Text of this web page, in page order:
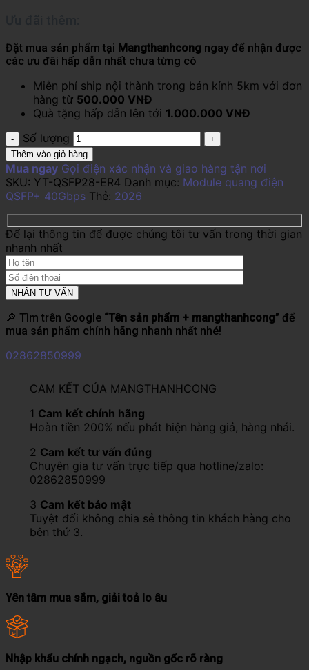
Đặt mua sản phẩm tại Mangthanhcong ngay để nhận được
các ưu đãi hấp dẫn nhất chưa từng có
Miễn phí ship nội thành trong bán kính 5km với đơn
hàng từ 500.000 VNĐ
Quà tặng hấp dẫn lên tới 1.000.000 VNĐ
Số lượng
Thêm vào giỏ hàng
Mua ngay Gọi điện xác nhận và giao hàng tận nơi
SKU: YT-QSFP28-ER4 Danh mục: Module quang điện
QSFP+ 40Gbps Thẻ: 2026
Để lại thông tin để được chúng tôi tư vấn trong thời gian
nhanh nhất
🔎 Tìm trên Google “Tên sản phẩm + mangthanhcong” để
mua sản phẩm chính hãng nhanh nhất nhé!
02862850999
CAM KẾT CỦA MANGTHANHCONG
1 Cam kết chính hãng
Hoàn tiền 200% nếu phát hiện hàng giả, hàng nhái.
2 Cam kết tư vấn đúng
Chuyên gia tư vấn trực tiếp qua hotline/zalo:
02862850999
3 Cam kết bảo mật
Tuyệt đối không chia sẻ thông tin khách hàng cho
bên thứ 3.
Yên tâm mua sắm, giải toả lo âu
Nhập khẩu chính ngạch, nguồn gốc rõ ràng